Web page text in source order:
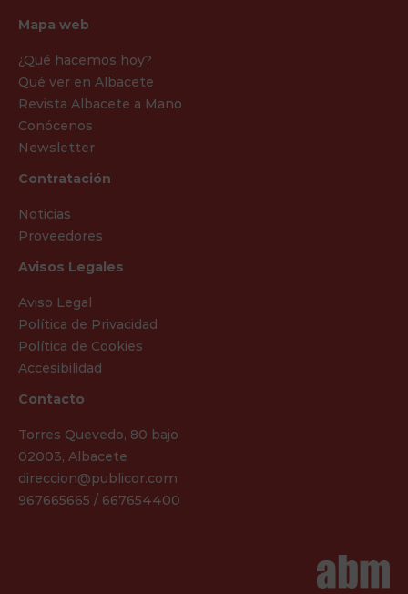
Mapa web
¿Qué hacemos hoy?
Qué ver en Albacete
Revista Albacete a Mano
Conócenos
Newsletter
Contratación
Noticias
Proveedores
Avisos Legales
Aviso Legal
Política de Privacidad
Política de Cookies
Accesibilidad
Contacto
Torres Quevedo, 80 bajo
02003, Albacete
direccion@publicor.com
967665665 / 667654400